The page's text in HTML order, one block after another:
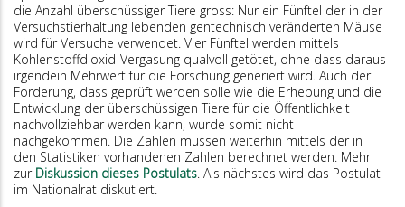
die Anzahl überschüssiger Tiere gross: Nur ein Fünftel der in der
Versuchstierhaltung lebenden gentechnisch veränderten Mäuse
wird für Versuche verwendet. Vier Fünftel werden mittels
Kohlenstoffdioxid-Vergasung qualvoll getötet, ohne dass daraus
irgendein Mehrwert für die Forschung generiert wird. Auch der
Forderung, dass geprüft werden solle wie die Erhebung und die
Entwicklung der überschüssigen Tiere für die Öffentlichkeit
nachvollziehbar werden kann, wurde somit nicht
nachgekommen. Die Zahlen müssen weiterhin mittels der in
den Statistiken vorhandenen Zahlen berechnet werden. Mehr
zur Diskussion dieses Postulats . Als nächstes wird das Postulat
im Nationalrat diskutiert.